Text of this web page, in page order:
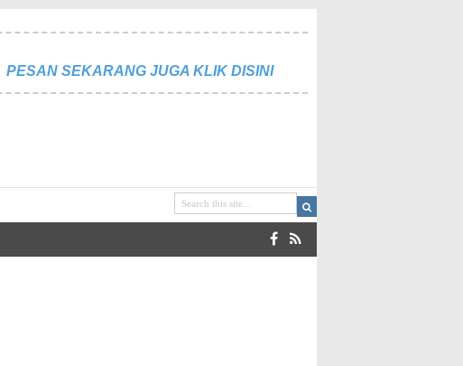
PESAN SEKARANG JUGA KLIK DISINI